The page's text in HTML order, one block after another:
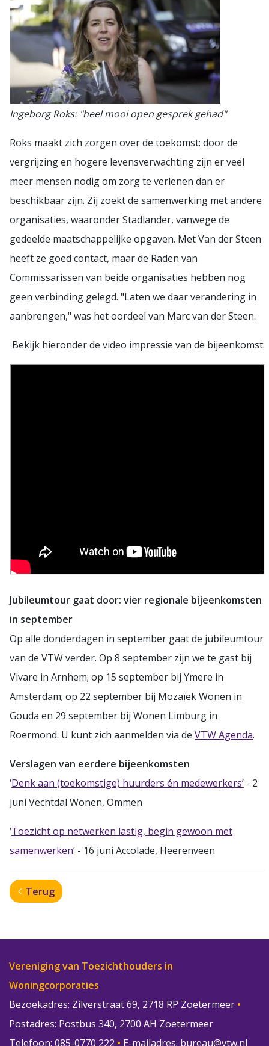
Ingeborg Roks: "heel mooi open gesprek gehad"
Roks maakt zich zorgen over de toekomst: door de
vergrijzing en hogere levensverwachting zijn er veel
meer mensen nodig om zorg te verlenen dan er
beschikbaar zijn. Zij zoekt de samenwerking met andere
organisaties, waaronder Stadlander, vanwege de
gedeelde maatschappelijke opgaven. Met Van der Steen
heeft ze goed contact, maar de Raden van
Commissarissen van beide organisaties hebben nog
geen verbinding gelegd. "Laten we daar verandering in
aanbrengen," was het oordeel van Marc van der Steen.
Bekijk hieronder de video impressie van de bijeenkomst:
Jubileumtour gaat door: vier regionale bijeenkomsten
in september
Op alle donderdagen in september gaat de jubileumtour
van de VTW verder. Op 8 september zijn we te gast bij
Vivare in Arnhem; op 15 september bij Ymere in
Amsterdam; op 22 september bij Mozaïek Wonen in
Gouda en 29 september bij Wonen Limburg in
Roermond. U kunt zich aanmelden via de VTW Agenda.
Verslagen van eerdere bijeenkomsten
‘Denk aan (toekomstige) huurders én medewerkers’ - 2
juni Vechtdal Wonen, Ommen
‘Toezicht op netwerken lastig, begin gewoon met
samenwerken’ - 16 juni Accolade, Heerenveen
Terug
Vereniging van Toezichthouders in
Woningcorporaties
Bezoekadres: Zilverstraat 69, 2718 RP Zoetermeer •
Postadres: Postbus 340, 2700 AH Zoetermeer
Telefoon: 085-0770 222 • E-mailadres: bureau@vtw.nl